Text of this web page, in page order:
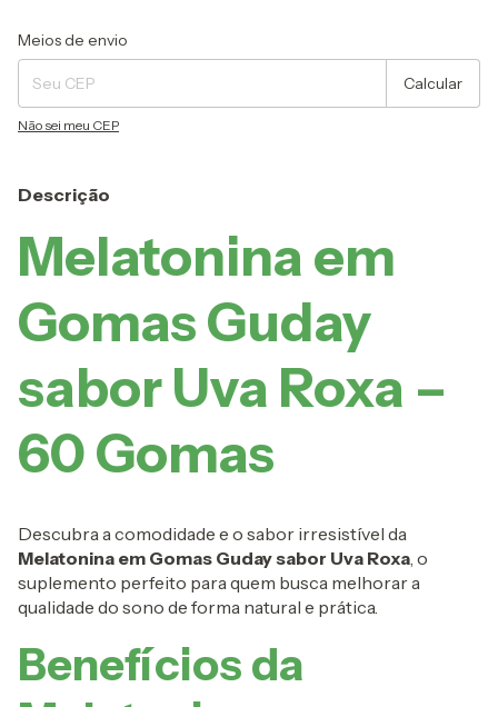
Entregas para o CEP:
Meios de envio
Calcular
Não sei meu CEP
Descrição
Melatonina em
Gomas Guday
sabor Uva Roxa –
60 Gomas
Descubra a comodidade e o sabor irresistível da
Melatonina em Gomas Guday sabor Uva Roxa, o
suplemento perfeito para quem busca melhorar a
qualidade do sono de forma natural e prática.
Benefícios da